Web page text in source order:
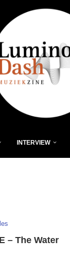
INTERVIEW
– The Water